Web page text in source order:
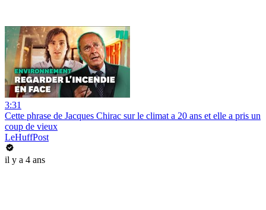
3:31
Cette phrase de Jacques Chirac sur le climat a 20 ans et elle a pris un
coup de vieux
LeHuffPost
il y a 4 ans